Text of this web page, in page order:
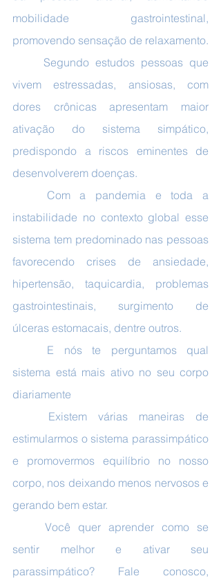
mobilidade gastrointestinal,
promovendo sensação de relaxamento.
vivem estressadas, ansiosas, com
dores crônicas apresentam maior
ativação do sistema simpático,
predispondo a riscos eminentes de
desenvolverem doenças.
instabilidade no contexto global esse
sistema tem predominado nas pessoas
favorecendo crises de ansiedade,
hipertensão, taquicardia, problemas
gastrointestinais, surgimento de
úlceras estomacais, dentre outros.
sistema está mais ativo no seu corpo
diariamente
estimularmos o sistema parassimpático
e promovermos equilíbrio no nosso
corpo, nos deixando menos nervosos e
gerando bem estar.
sentir melhor e ativar seu
parassimpático? Fale conosco,